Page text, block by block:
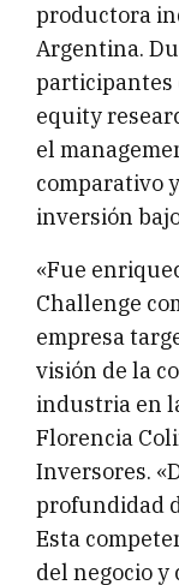
productora
Argentina.
participantes
equity
el
comparativo
inversión
«Fue
Challenge
empresa
visión de la
industria en
Florencia
Inversores.
profundidad
Esta
del negocio